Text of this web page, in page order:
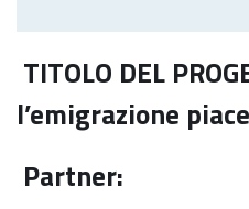
TITOLO DEL
l’emigrazione
Partner: